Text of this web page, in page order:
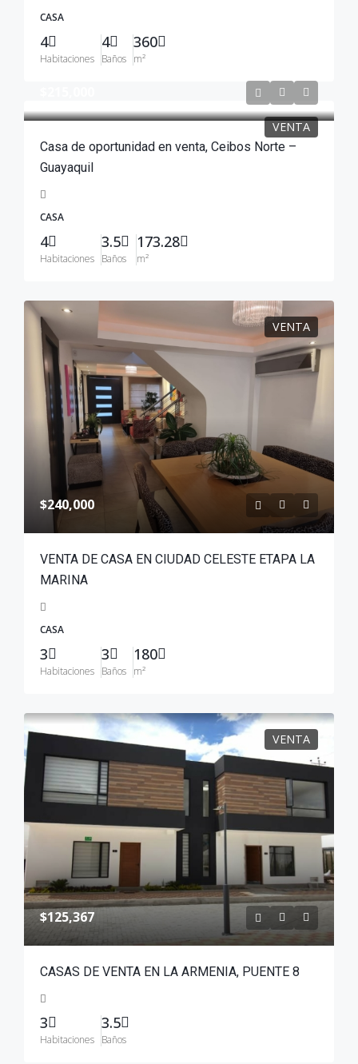
CASA
4
Habitaciones
4
Baños
360
m²
VENTA
Casa de oportunidad en venta, Ceibos Norte –
Guayaquil
CASA
4
Habitaciones
3.5
Baños
173.28
m²
VENTA
$240,000
VENTA DE CASA EN CIUDAD CELESTE ETAPA LA
MARINA
CASA
3
Habitaciones
3
Baños
180
m²
VENTA
$125,367
CASAS DE VENTA EN LA ARMENIA, PUENTE 8
3
Habitaciones
3.5
Baños